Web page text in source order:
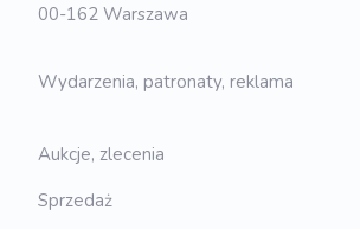
00-162 Warszawa
Wydarzenia, patronaty, reklama
Aukcje, zlecenia
Sprzedaż